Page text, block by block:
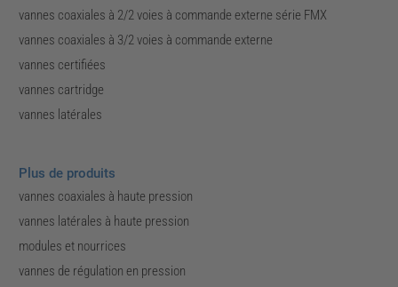
vannes coaxiales à 2/2 voies à commande externe série FMX
vannes coaxiales à 3/2 voies à commande externe
vannes certifiées
vannes cartridge
vannes latérales
Plus de produits
vannes coaxiales à haute pression
vannes latérales à haute pression
modules et nourrices
vannes de régulation en pression